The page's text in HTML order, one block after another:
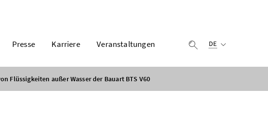
Presse Karriere Veranstaltungen Suche einblenden
DE
Flüssigkeiten außer Wasser der Bauart BTS V60